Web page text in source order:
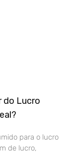
do Lucro
para o lucro
de lucro,